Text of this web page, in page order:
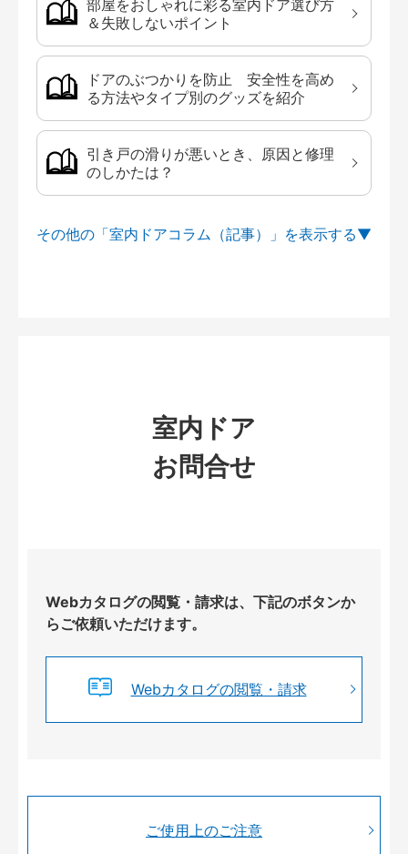
部屋をおしゃれに彩る室内ドア選び方
＆失敗しないポイント
ドアのぶつかりを防止 安全性を高め
る方法やタイプ別のグッズを紹介
引き戸の滑りが悪いとき、原因と修理
のしかたは？
その他の「室内ドアコラム（記事）」を
室内ドア
お問合せ
Webカタログの閲覧・請求は、下記のボタンか
らご依頼いただけます。
Webカタログの閲覧・請求
ご使用上のご注意